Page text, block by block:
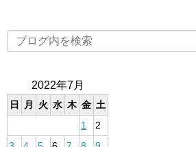
2022年7月
日 月 火 水 木 金 土
1
2